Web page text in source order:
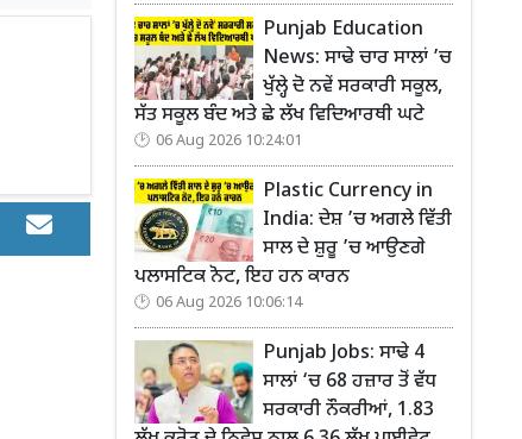
Punjab Education
News: ਸਾਢੇ ਚਾਰ ਸਾਲਾਂ ’ਚ
ਖੁੱਲ੍ਹੇ ਦੋ ਨਵੇਂ ਸਰਕਾਰੀ ਸਕੂਲ,
ਸੱਤ ਸਕੂਲ ਬੰਦ ਅਤੇ ਛੇ ਲੱਖ ਵਿਦਿਆਰਥੀ ਘਟੇ
06 Aug 2026 10:24:01
Plastic Currency in
India: ਦੇਸ਼ ’ਚ ਅਗਲੇ ਵਿੱਤੀ
ਸਾਲ ਦੇ ਸ਼ੁਰੂ ’ਚ ਆਉਣਗੇ
ਪਲਾਸਟਿਕ ਨੋਟ, ਇਹ ਹਨ ਕਾਰਨ
06 Aug 2026 10:06:14
Punjab Jobs: ਸਾਢੇ 4
ਸਾਲਾਂ ‘ਚ 68 ਹਜ਼ਾਰ ਤੋਂ ਵੱਧ
ਸਰਕਾਰੀ ਨੌਕਰੀਆਂ, 1.83